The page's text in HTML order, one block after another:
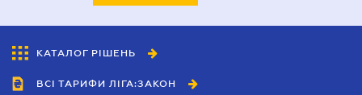
КАТАЛОГ РІШЕНЬ
ВСІ ТАРИФИ ЛІГА:ЗАКОН